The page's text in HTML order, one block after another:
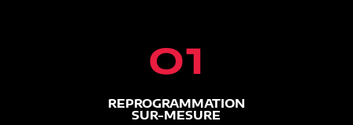
01
REPROGRAMMATION
SUR-MESURE